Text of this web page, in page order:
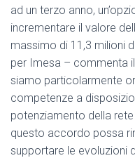
ad un terzo anno,
incrementare il valore
massimo di 11,3 milioni
per Imesa – commenta
siamo particolarmente
competenze a
potenziamento della
questo accordo possa
supportare le evoluzioni